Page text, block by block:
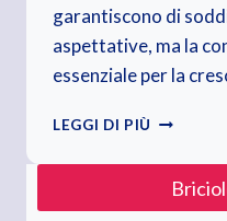
garantiscono di
aspettative, ma la
essenziale per la
LEGGI DI PIÙ LA
NON
MAI